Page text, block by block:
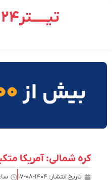
تیـــــتر24
کره شمالی: آمریکا
تاریخ انتشار: ۱۴۰۴-۰۸-۱۷